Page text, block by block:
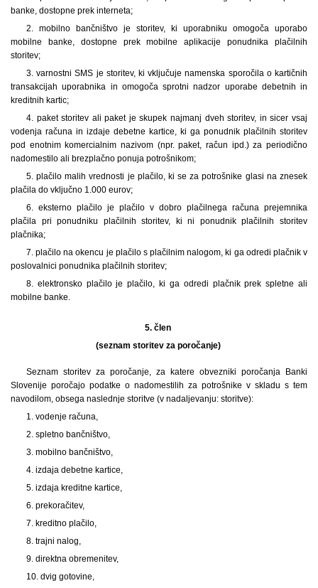
banke, dostopne prek interneta;
2. mobilno bančništvo je storitev, ki uporabniku omogoča uporabo
mobilne banke, dostopne prek mobilne aplikacije ponudnika plačilnih
storitev;
3. varnostni SMS je storitev, ki vključuje namenska sporočila o kartičnih
transakcijah uporabnika in omogoča sprotni nadzor uporabe debetnih in
kreditnih kartic;
4. paket storitev ali paket je skupek najmanj dveh storitev, in sicer vsaj
vodenja računa in izdaje debetne kartice, ki ga ponudnik plačilnih storitev
pod enotnim komercialnim nazivom (npr. paket, račun ipd.) za periodično
nadomestilo ali brezplačno ponuja potrošnikom;
5. plačilo malih vrednosti je plačilo, ki se za potrošnike glasi na znesek
plačila do vključno 1.000 eurov;
6. eksterno plačilo je plačilo v dobro plačilnega računa prejemnika
plačila pri ponudniku plačilnih storitev, ki ni ponudnik plačilnih storitev
plačnika;
7. plačilo na okencu je plačilo s plačilnim nalogom, ki ga odredi plačnik v
poslovalnici ponudnika plačilnih storitev;
8. elektronsko plačilo je plačilo, ki ga odredi plačnik prek spletne ali
mobilne banke.
5. člen
(seznam storitev za poročanje)
Seznam storitev za poročanje, za katere obvezniki poročanja Banki
Slovenije poročajo podatke o nadomestilih za potrošnike v skladu s tem
navodilom, obsega naslednje storitve (v nadaljevanju: storitve):
1. vodenje računa,
2. spletno bančništvo,
3. mobilno bančništvo,
4. izdaja debetne kartice,
5. izdaja kreditne kartice,
6. prekoračitev,
7. kreditno plačilo,
8. trajni nalog,
9. direktna obremenitev,
10. dvig gotovine,